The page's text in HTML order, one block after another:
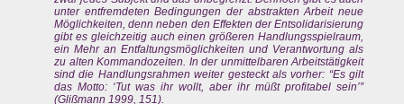
unter entfremdeten Bedingungen der abstrakten Arbeit neue
Möglichkeiten, denn neben den Effekten der Entsolidarisierung
gibt es gleichzeitig auch einen größeren Handlungsspielraum,
ein Mehr an Entfaltungsmöglichkeiten und Verantwortung als
zu alten Kommandozeiten. In der unmittelbaren Arbeitstätigkeit
sind die Handlungsrahmen weiter gesteckt als vorher: “Es gilt
das Motto: ‘Tut was ihr wollt, aber ihr müßt profitabel sein’”
(Glißmann 1999, 151).